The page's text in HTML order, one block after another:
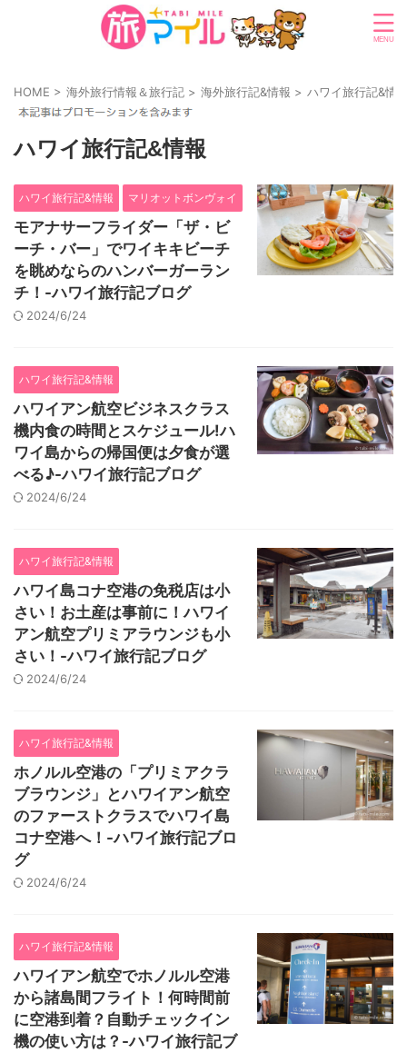
HOME > 海外旅行情報＆旅行記 > 海外旅行記&情報 > ハワイ旅行記&情
ハワイ旅行記&情報
ハワイ旅行記&情報 マリオットボンヴォイ
モアナサーフライダー「ザ・ビ
ーチ・バー」でワイキキビーチ
を眺めならのハンバーガーラン
チ！-ハワイ旅行記ブログ
2024/6/24
ハワイ旅行記&情報
ハワイアン航空ビジネスクラス
機内食の時間とスケジュール!ハ
ワイ島からの帰国便は夕食が選
べる♪-ハワイ旅行記ブログ
2024/6/24
ハワイ旅行記&情報
ハワイ島コナ空港の免税店は小
さい！お土産は事前に！ハワイ
アン航空プリミアラウンジも小
さい！-ハワイ旅行記ブログ
2024/6/24
ハワイ旅行記&情報
ホノルル空港の「プリミアクラ
ブラウンジ」とハワイアン航空
のファーストクラスでハワイ島
コナ空港へ！-ハワイ旅行記ブロ
グ
2024/6/24
ハワイ旅行記&情報
ハワイアン航空でホノルル空港
から諸島間フライト！何時間前
に空港到着？自動チェックイン
機の使い方は？-ハワイ旅行記ブ